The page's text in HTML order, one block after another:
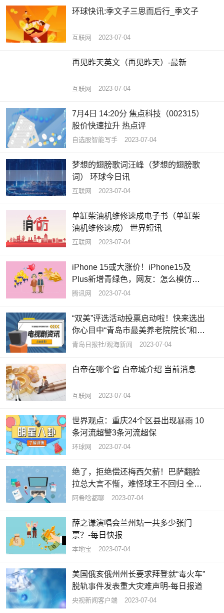
环球快讯:季文子三思而后行_季文子
互联网 2023-07-04
再见昨天英文（再见昨天）-最新
互联网 2023-07-04
7月4日 14:20分 焦点科技（002315）
股价快速拉升 热点评
自选股智能写手 2023-07-04
梦想的翅膀歌词汪峰（梦想的翅膀歌
词） 环球今日讯
互联网 2023-07-04
单缸柴油机维修速成电子书（单缸柴
油机维修速成） 世界短讯
互联网 2023-07-04
iPhone 15或大涨价！iPhone15及
Plus新增青绿色，网友：怎么模仿我
的iPhone12呢？ 焦点速读
腾讯网 2023-07-04
“双美”评选活动投票启动啦！快来选出
你心目中“青岛市最美养老院院长”和
“青岛市最美养老护理员”|全球资讯
青岛日报社/观海新闻 2023-07-04
白帝在哪个省 白帝城介绍 当前消息
互联网 2023-07-04
世界观点：重庆24个区县出现暴雨 10
条河流超警3条河流超保
环球网 2023-07-04
绝了，拒绝偿还梅西欠薪！巴萨翻脸
拉总大言不惭，难怪球王不回归 全球
速看料
阿希啥都聊 2023-07-04
薛之谦演唱会兰州站一共多少张门
票？-每日快报
本地宝 2023-07-04
美国俄亥俄州州长要求拜登就“毒火车”
脱轨事件发表重大灾难声明-每日报道
央视新闻客户端 2023-07-04